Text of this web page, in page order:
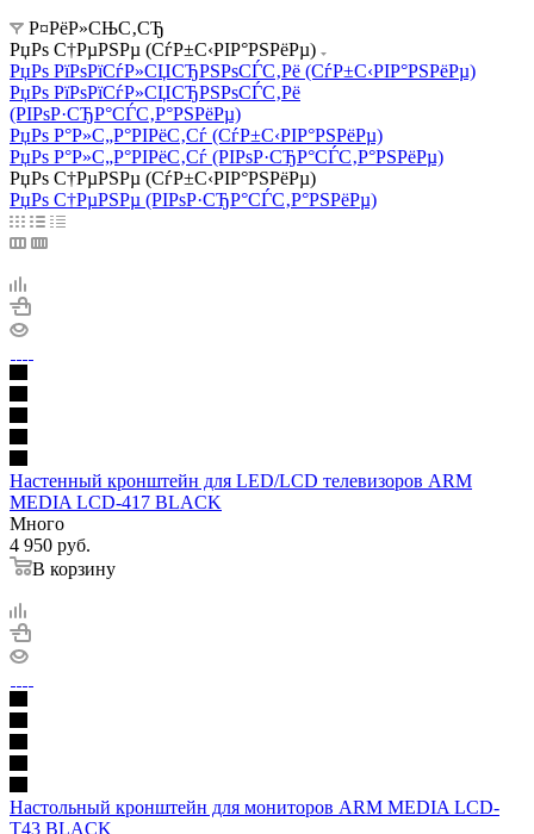
Р¤РёР»СЊС‚СЂ
РџРѕ С†РµРЅРµ (СѓР±С‹РІР°РЅРёРµ)
РџРѕ РїРѕРїСѓР»СЏСЂРЅРѕСЃС‚Рё (СѓР±С‹РІР°РЅРёРµ)
РџРѕ РїРѕРїСѓР»СЏСЂРЅРѕСЃС‚Рё
(РІРѕР·СЂР°СЃС‚Р°РЅРёРµ)
РџРѕ Р°Р»С„Р°РІРёС‚Сѓ (СѓР±С‹РІР°РЅРёРµ)
РџРѕ Р°Р»С„Р°РІРёС‚Сѓ (РІРѕР·СЂР°СЃС‚Р°РЅРёРµ)
РџРѕ С†РµРЅРµ (СѓР±С‹РІР°РЅРёРµ)
РџРѕ С†РµРЅРµ (РІРѕР·СЂР°СЃС‚Р°РЅРёРµ)
Настенный кронштейн для LED/LCD телевизоров ARM
MEDIA LCD-417 BLACK
Много
4 950 руб.
В корзину
Настольный кронштейн для мониторов ARM MEDIA LCD-
T43 BLACK